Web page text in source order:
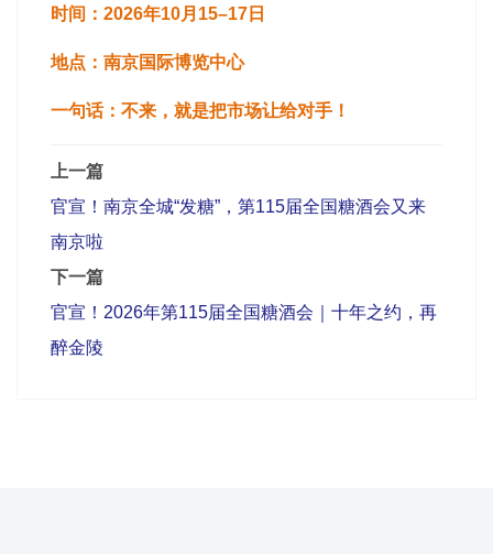
时间：2026年10月15–17日
地点：南京国际博览中心
一句话：不来，就是把市场让给对手！
上一篇
官宣！南京全城“发糖”，第115届全国糖酒会又来
南京啦
下一篇
官宣！2026年第115届全国糖酒会｜十年之约，再
醉金陵